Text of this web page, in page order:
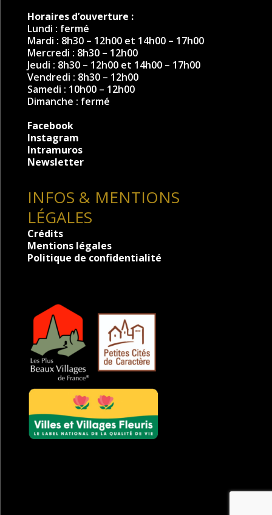
Horaires d’ouverture :
Lundi : fermé
Mardi : 8h30 – 12h00 et 14h00 – 17h00
Mercredi : 8h30 – 12h00
Jeudi : 8h30 – 12h00 et 14h00 – 17h00
Vendredi : 8h30 – 12h00
Samedi : 10h00 – 12h00
Dimanche : fermé
Facebook
Instagram
Intramuros
Newsletter
INFOS & MENTIONS
LÉGALES
Crédits
Mentions légales
Politique de confidentialité